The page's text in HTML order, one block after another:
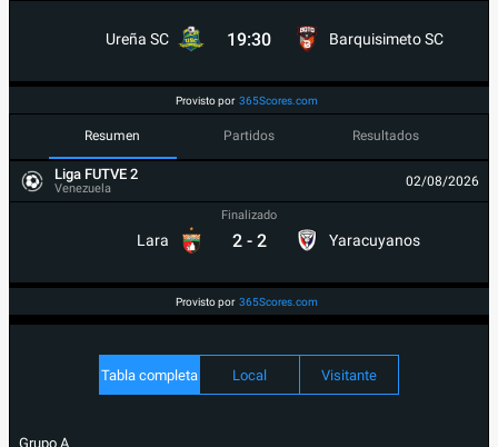
Ureña SC 19:30 Barquisimeto SC
Provisto por 365Scores.com
Resumen Partidos Resultados
Liga FUTVE 2
Venezuela 02/08/2026
Lara
Finalizado
2 - 2 Yaracuyanos
Provisto por 365Scores.com
Tabla completa Local Visitante
Grupo A